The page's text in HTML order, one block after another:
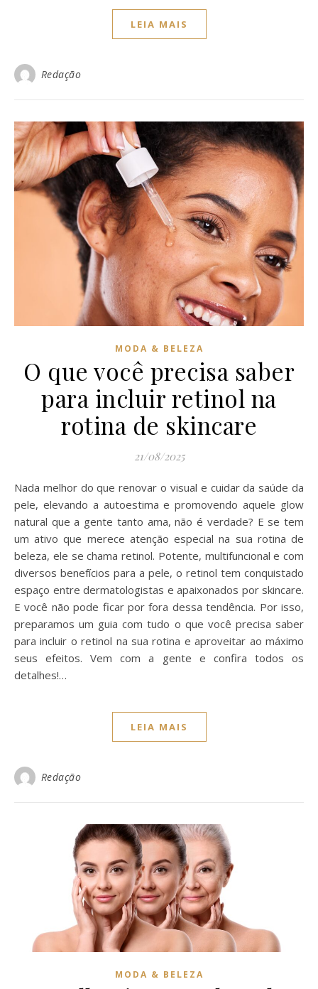
LEIA MAIS
Redação
MODA & BELEZA
O que você precisa saber
para incluir retinol na
rotina de skincare
21/08/2025
Nada melhor do que renovar o visual e cuidar da saúde da
pele, elevando a autoestima e promovendo aquele glow
natural que a gente tanto ama, não é verdade? E se tem
um ativo que merece atenção especial na sua rotina de
beleza, ele se chama retinol. Potente, multifuncional e com
diversos benefícios para a pele, o retinol tem conquistado
espaço entre dermatologistas e apaixonados por skincare.
E você não pode ficar por fora dessa tendência. Por isso,
preparamos um guia com tudo o que você precisa saber
para incluir o retinol na sua rotina e aproveitar ao máximo
seus efeitos. Vem com a gente e confira todos os
detalhes!…
LEIA MAIS
Redação
MODA & BELEZA